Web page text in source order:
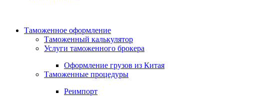
Таможенное оформление
Таможенный калькулятор
Услуги таможенного брокера
Оформление грузов из Китая
Таможенные процедуры
Реимпорт